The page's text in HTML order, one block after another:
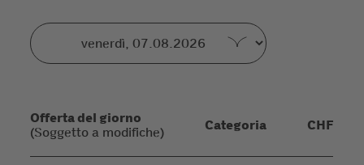
Offerta del giorno
(Soggetto a modifiche) Categoria CHF